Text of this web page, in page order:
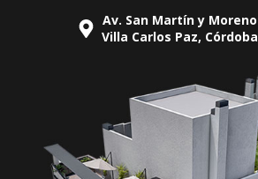
Av. San Martín y Moreno
Villa Carlos Paz, Córdoba